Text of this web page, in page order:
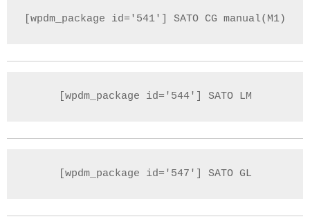
[wpdm_package id='541'] SATO CG manual(M1)
[wpdm_package id='544'] SATO LM
[wpdm_package id='547'] SATO GL